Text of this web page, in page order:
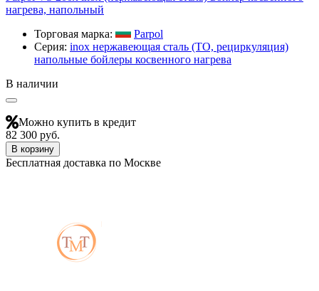
нагрева, напольный
Торговая марка:
Parpol
Серия: inox нержавеющая сталь (ТО, рециркуляция)
напольные бойлеры косвенного нагрева
В наличии
Можно купить в кредит
82 300 руб.
В корзину
Бесплатная доставка по Москве